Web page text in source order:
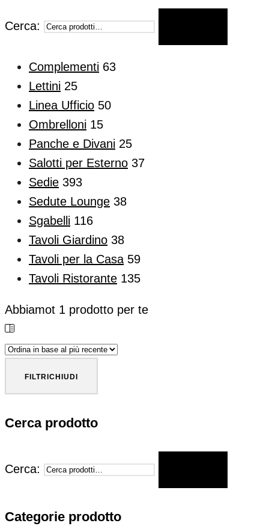
Cerca:
Complementi 63
Lettini 25
Linea Ufficio 50
Ombrelloni 15
Panche e Divani 25
Salotti per Esterno 37
Sedie 393
Sedute Lounge 38
Sgabelli 116
Tavoli Giardino 38
Tavoli per la Casa 59
Tavoli Ristorante 135
Abbiamot 1 prodotto per te
FILTRICHIUDI
Cerca prodotto
Cerca:
Categorie prodotto